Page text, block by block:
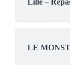
Lille –
LE